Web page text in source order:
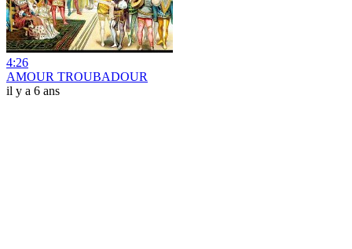
4:26
AMOUR TROUBADOUR
il y a 6 ans